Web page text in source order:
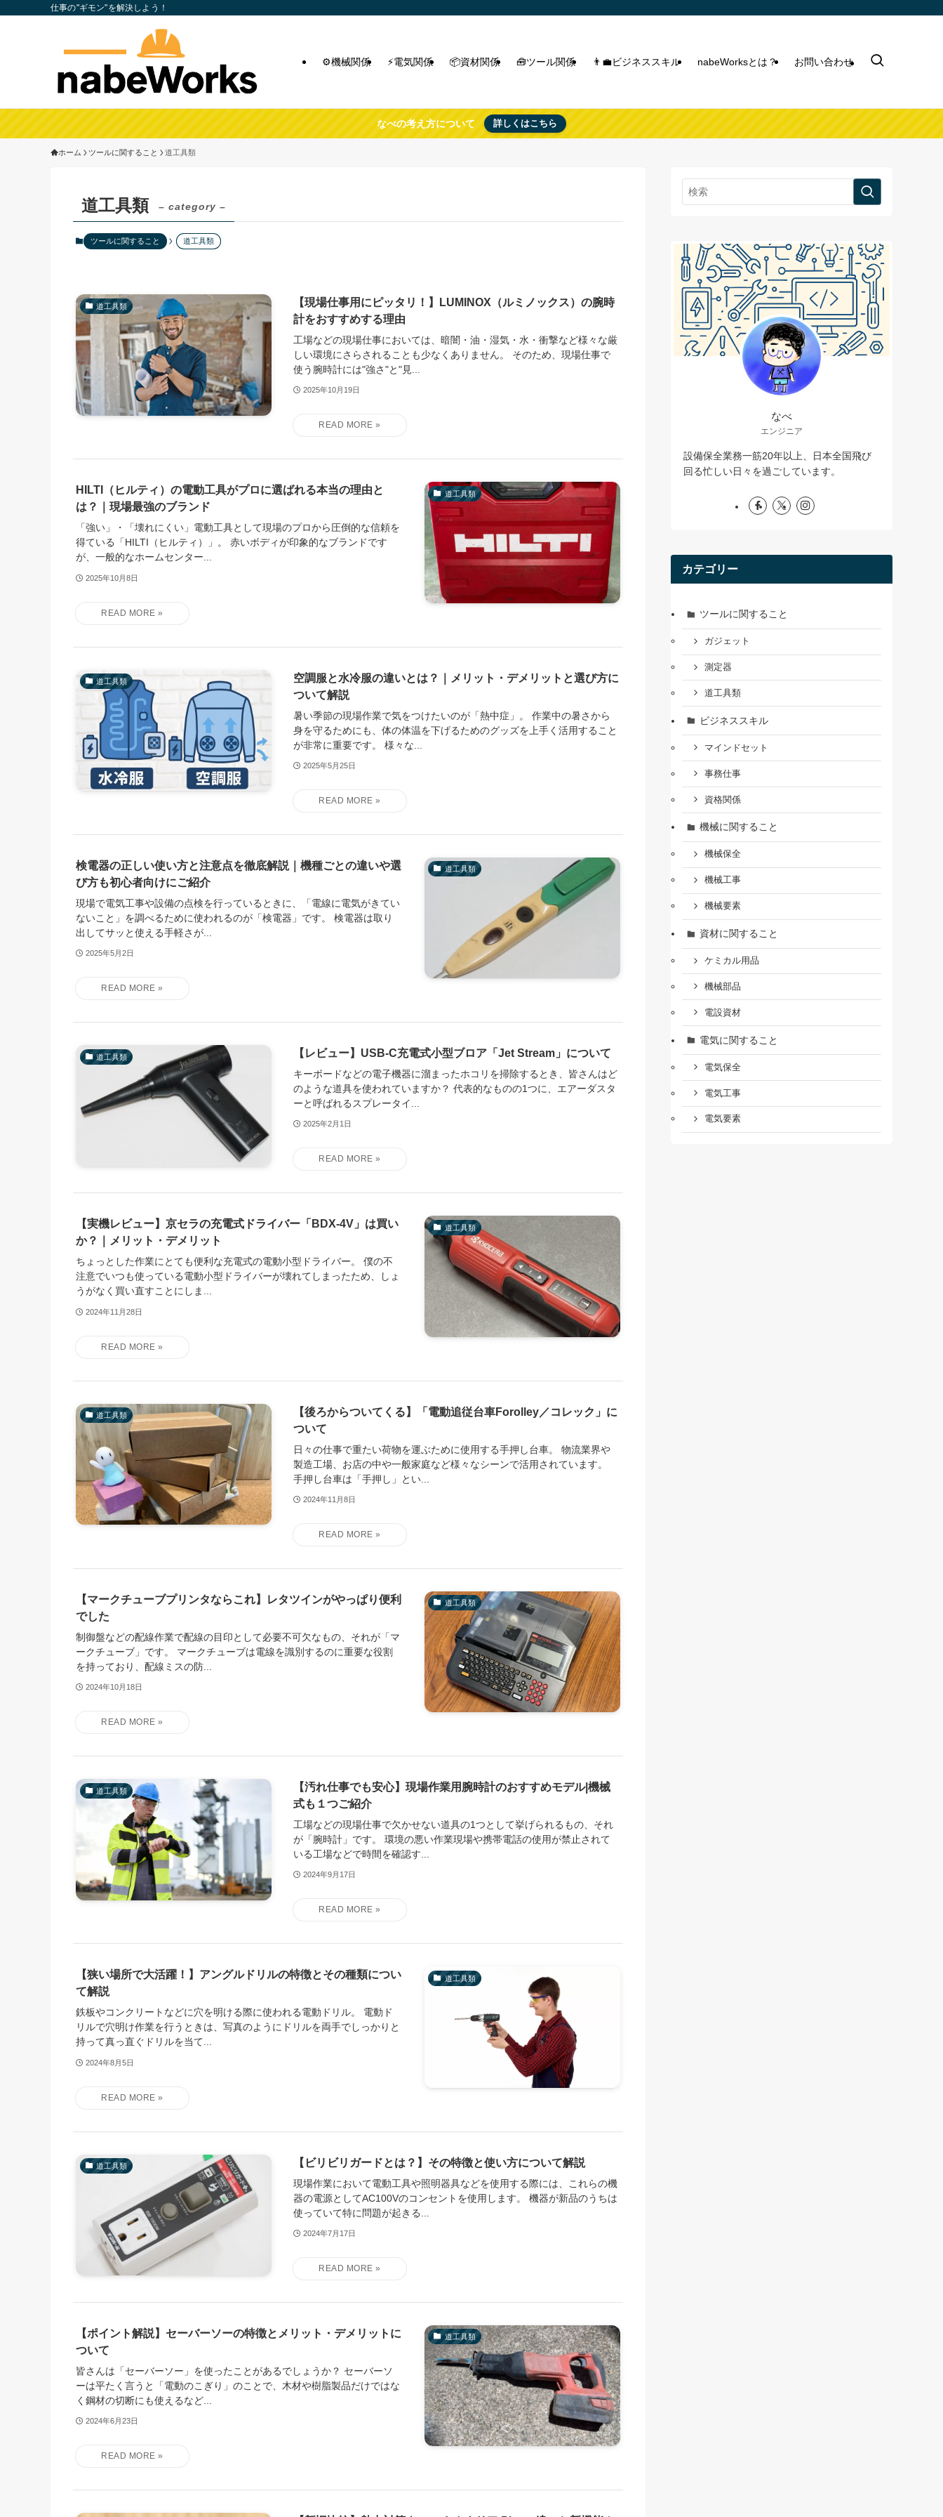
仕事の"ギモン"を解決しよう！
⚙️機械関係 ⚡電気関係 📦資材関係 🧰ツール関係 👨‍💼ビジネススキル nabeWorksとは？ お問い合わせ
なべの考え方について 詳しくはこちら
ホーム ツールに関すること 道工具類
道工具類 – category –
ツールに関すること 道工具類
道工具類
【現場仕事用にピッタリ！】LUMINOX（ルミノックス）の腕時
計をおすすめする理由
工場などの現場仕事においては、暗闇・油・湿気・水・衝撃など様々な厳
しい環境にさらされることも少なくありません。 そのため、現場仕事で
使う腕時計には"強さ"と"見...
2025年10月19日
道工具類
HILTI（ヒルティ）の電動工具がプロに選ばれる本当の理由と
は？｜現場最強のブランド
「強い」・「壊れにくい」電動工具として現場のプロから圧倒的な信頼を
得ている「HILTI（ヒルティ）」。 赤いボディが印象的なブランドです
が、一般的なホームセンター...
2025年10月8日
道工具類
空調服と水冷服の違いとは？｜メリット・デメリットと選び方に
ついて解説
暑い季節の現場作業で気をつけたいのが「熱中症」。 作業中の暑さから
身を守るためにも、体の体温を下げるためのグッズを上手く活用すること
が非常に重要です。 様々な...
2025年5月25日
道工具類
検電器の正しい使い方と注意点を徹底解説｜機種ごとの違いや選
び方も初心者向けにご紹介
現場で電気工事や設備の点検を行っているときに、「電線に電気がきてい
ないこと」を調べるために使われるのが「検電器」です。 検電器は取り
出してサッと使える手軽さが...
2025年5月2日
道工具類 【レビュー】USB-C充電式小型ブロア「Jet Stream」について
キーボードなどの電子機器に溜まったホコリを掃除するとき、皆さんはど
のような道具を使われていますか？ 代表的なものの1つに、エアーダスタ
ーと呼ばれるスプレータイ...
2025年2月1日
道工具類
【実機レビュー】京セラの充電式ドライバー「BDX-4V」は買い
か？｜メリット・デメリット
ちょっとした作業にとても便利な充電式の電動小型ドライバー。 僕の不
注意でいつも使っている電動小型ドライバーが壊れてしまったため、しょ
うがなく買い直すことにしま...
2024年11月28日
道工具類
【後ろからついてくる】「電動追従台車Forolley／コレック」に
ついて
日々の仕事で重たい荷物を運ぶために使用する手押し台車。 物流業界や
製造工場、お店の中や一般家庭など様々なシーンで活用されています。
手押し台車は「手押し」とい...
2024年11月8日
道工具類
【マークチューブプリンタならこれ】レタツインがやっぱり便利
でした
制御盤などの配線作業で配線の目印として必要不可欠なもの、それが「マ
ークチューブ」です。 マークチューブは電線を識別するのに重要な役割
を持っており、配線ミスの防...
2024年10月18日
道工具類
【汚れ仕事でも安心】現場作業用腕時計のおすすめモデル|機械
式も１つご紹介
工場などの現場仕事で欠かせない道具の1つとして挙げられるもの、それ
が「腕時計」です。 環境の悪い作業現場や携帯電話の使用が禁止されて
いる工場などで時間を確認す...
2024年9月17日
道工具類
【狭い場所で大活躍！】アングルドリルの特徴とその種類につい
て解説
鉄板やコンクリートなどに穴を明ける際に使われる電動ドリル。 電動ド
リルで穴明け作業を行うときは、写真のようにドリルを両手でしっかりと
持って真っ直ぐドリルを当て...
2024年8月5日
道工具類 【ビリビリガードとは？】その特徴と使い方について解説
現場作業において電動工具や照明器具などを使用する際には、これらの機
器の電源としてAC100Vのコンセントを使用します。 機器が新品のうちは
使っていて特に問題が起きる...
2024年7月17日
道工具類
【ポイント解説】セーバーソーの特徴とメリット・デメリットに
ついて
皆さんは「セーバーソー」を使ったことがあるでしょうか？ セーバーソ
ーは平たく言うと「電動のこぎり」のことで、木材や樹脂製品だけではな
く鋼材の切断にも使えるなど...
2024年6月23日
なべ
エンジニア
設備保全業務一筋20年以上、日本全国飛び
回る忙しい日々を過ごしています。
カテゴリー
ツールに関すること
ガジェット
測定器
道工具類
ビジネススキル
マインドセット
事務仕事
資格関係
機械に関すること
機械保全
機械工事
機械要素
資材に関すること
ケミカル用品
機械部品
電設資材
電気に関すること
電気保全
電気工事
電気要素